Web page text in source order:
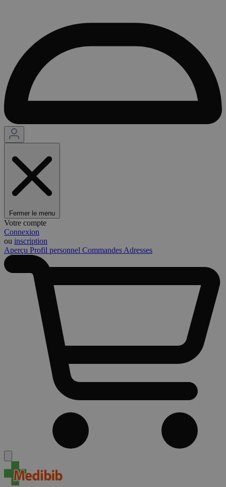
Fermer le menu
Votre compte
Connexion
ou inscription
Aperçu Profil personnel Commandes Adresses